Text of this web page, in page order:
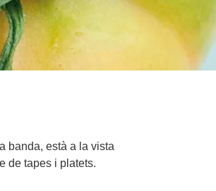
banda, està a la vista
de tapes i platets.